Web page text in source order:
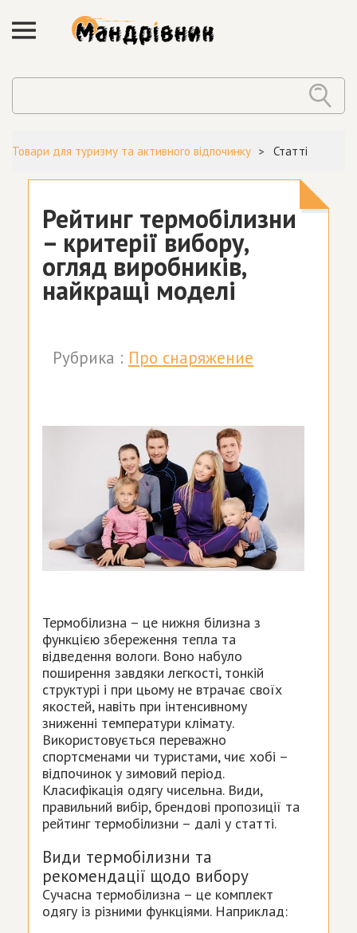
Товари для туризму та активного відпочинку Статті
Рейтинг термобілизни
– критерії вибору,
огляд виробників,
найкращі моделі
Рубрика : Про снаряжение
Термобілизна – це нижня білизна з
функцією збереження тепла та
відведення вологи. Воно набуло
поширення завдяки легкості, тонкій
структурі і при цьому не втрачає своїх
якостей, навіть при інтенсивному
зниженні температури клімату.
Використовується переважно
спортсменами чи туристами, чиє хобі –
відпочинок у зимовий період.
Класифікація одягу чисельна. Види,
правильний вибір, брендові пропозиції та
рейтинг термобілизни – далі у статті.
Види термобілизни та
рекомендації щодо вибору
Сучасна термобілизна – це комплект
одягу із різними функціями. Наприклад: